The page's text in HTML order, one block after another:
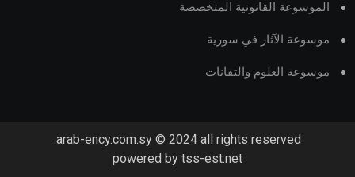
الموسوعة القانونية المتخصصة
موسوعة الآثار في سورية
موسوعة العلوم والتقانات
arab-ency.com.sy © 2024 all rights reserved.
powered by tss-est.net